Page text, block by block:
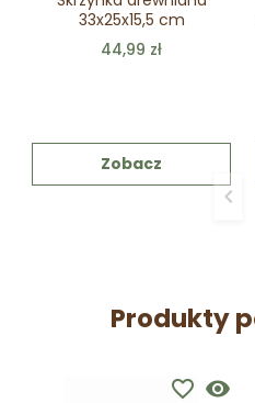
33x25x15,5 cm
44,99 zł
Zobacz
keyboard_arrow_left
Produkty
visibility
favorite_border